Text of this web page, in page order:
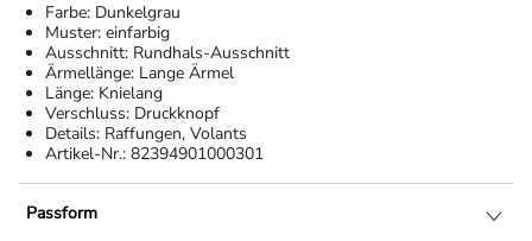
Farbe: Dunkelgrau
Muster: einfarbig
Ausschnitt: Rundhals-Ausschnitt
Ärmellänge: Lange Ärmel
Länge: Knielang
Verschluss: Druckknopf
Details: Raffungen, Volants
Artikel-Nr.: 82394901000301
Passform